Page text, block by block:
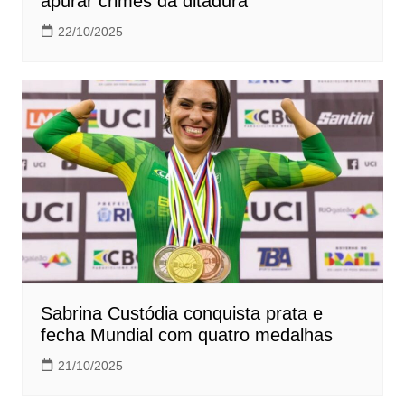
22/10/2025
Sabrina Custódia conquista prata e
fecha Mundial com quatro medalhas
21/10/2025